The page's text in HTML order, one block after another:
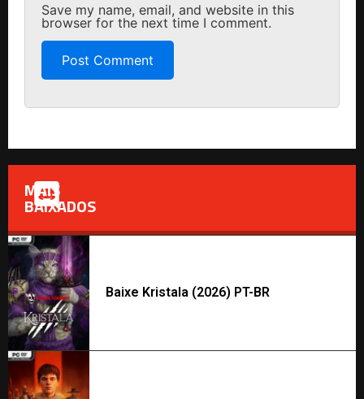
Save my name, email, and website in this
browser for the next time I comment.
MAIS
BAIXADOS
Baixe Kristala (2026) PT-BR